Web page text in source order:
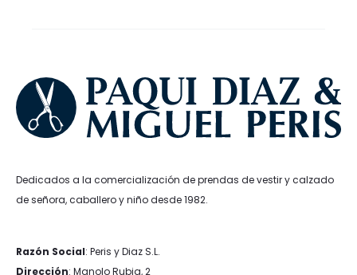
Dedicados a la comercialización de prendas de vestir y calzado
de señora, caballero y niño desde 1982.
Razón Social: Peris y Diaz S.L.
Dirección: Manolo Rubia, 2